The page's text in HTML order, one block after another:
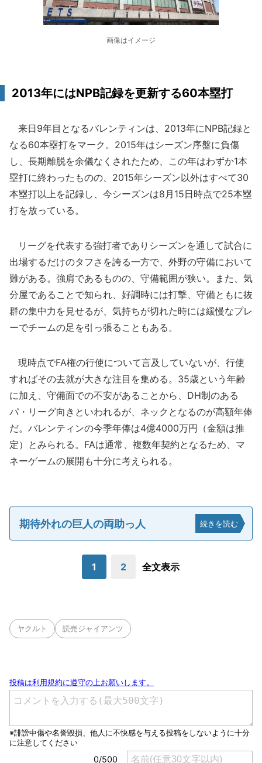
画像はイメージ
2013年にはNPB記録を更新する60本塁打
来日9年目となるバレンティンは、2013年にNPB記録と
なる60本塁打をマーク。2015年はシーズン序盤に負傷
し、長期離脱を余儀なくされたため、この年はわずか1本
塁打に終わったものの、2015年シーズン以外はすべて30
本塁打以上を記録し、今シーズンは8月15日時点で25本塁
打を放っている。
リーグを代表する強打者でありシーズンを通して試合に
出場するだけのタフさを誇る一方で、外野の守備において
難がある。強肩であるものの、守備範囲が狭い。また、気
分屋であることで知られ、好調時には打撃、守備ともに抜
群の集中力を見せるが、気持ちが切れた時には緩慢なプレ
ーでチームの足を引っ張ることもある。
現時点でFA権の行使について言及していないが、行使
すればその去就が大きな注目を集める。35歳という年齢
に加え、守備面での不安があることから、DH制のある
パ・リーグ向きといわれるが、ネックとなるのが高額年俸
だ。バレンティンの今季年俸は4億4000万円（金額は推
定）とみられる。FAは通常、複数年契約となるため、マ
ネーゲームの展開も十分に考えられる。
期待外れの巨人の両助っ人 続きを読む
1 2 全文表示
ヤクルト 読売ジャイアンツ